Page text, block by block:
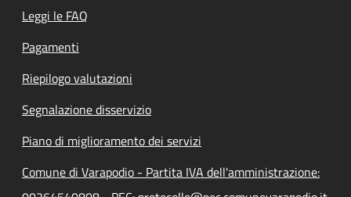
Leggi le FAQ
Pagamenti
Riepilogo valutazioni
Segnalazione disservizio
Piano di miglioramento dei servizi
Comune di Varapodio - Partita IVA dell'amministrazione: